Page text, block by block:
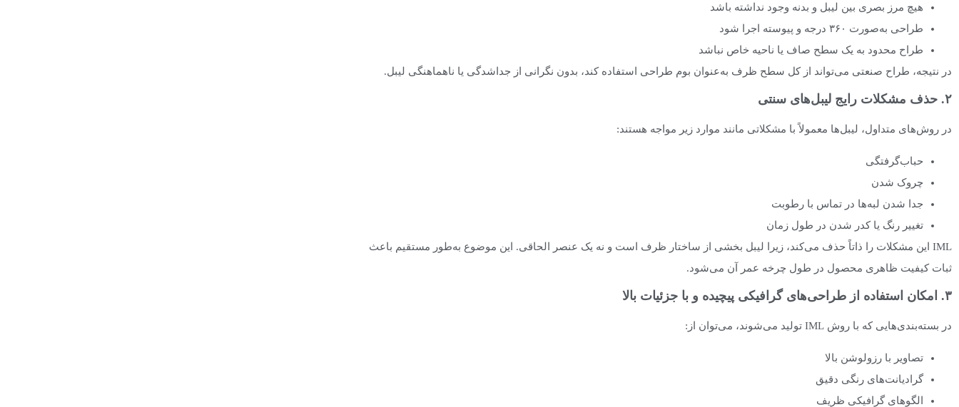
هیچ مرز بصری بین لیبل و بدنه وجود نداشته باشد
طراحی به‌صورت ۳۶۰ درجه و پیوسته اجرا شود
طراح محدود به یک سطح صاف یا ناحیه خاص نباشد
در نتیجه، طراح صنعتی می‌تواند از کل سطح ظرف به‌عنوان بوم طراحی استفاده کند، بدون نگرانی از جداشدگی یا ناهماهنگی لیبل.
۲. حذف مشکلات رایج لیبل‌های سنتی
در روش‌های متداول، لیبل‌ها معمولاً با مشکلاتی مانند موارد زیر مواجه هستند:
حباب‌گرفتگی
چروک شدن
جدا شدن لبه‌ها در تماس با رطوبت
تغییر رنگ یا کدر شدن در طول زمان
IML این مشکلات را ذاتاً حذف می‌کند، زیرا لیبل بخشی از ساختار ظرف است و نه یک عنصر الحاقی. این موضوع به‌طور مستقیم باعث
ثبات کیفیت ظاهری محصول در طول چرخه عمر آن می‌شود.
۳. امکان استفاده از طراحی‌های گرافیکی پیچیده و با جزئیات بالا
در بسته‌بندی‌هایی که با روش IML تولید می‌شوند، می‌توان از:
تصاویر با رزولوشن بالا
گرادیانت‌های رنگی دقیق
الگوهای گرافیکی ظریف